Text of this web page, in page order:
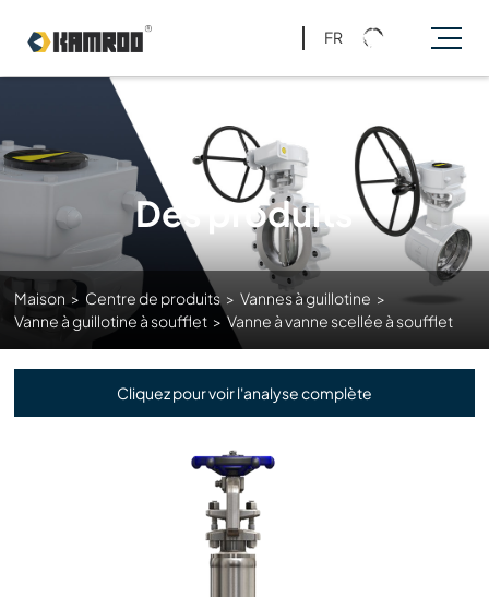
FR
Des produits
Maison > Centre de produits > Vannes à guillotine >
Vanne à guillotine à soufflet > Vanne à vanne scellée à soufflet
Cliquez pour voir l'analyse complète